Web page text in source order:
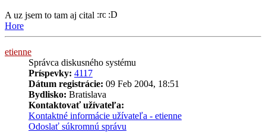
A uz jsem to tam aj cital
Hore
etienne
Správca diskusného systému
Príspevky: 4117
Dátum registrácie: 09 Feb 2004, 18:51
Bydlisko: Bratislava
Kontaktovať užívateľa:
Kontaktné informácie užívateľa - etienne
Odoslať súkromnú správu